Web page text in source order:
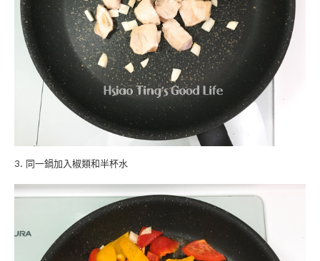
3. 同一鍋加入椒類和半杯水